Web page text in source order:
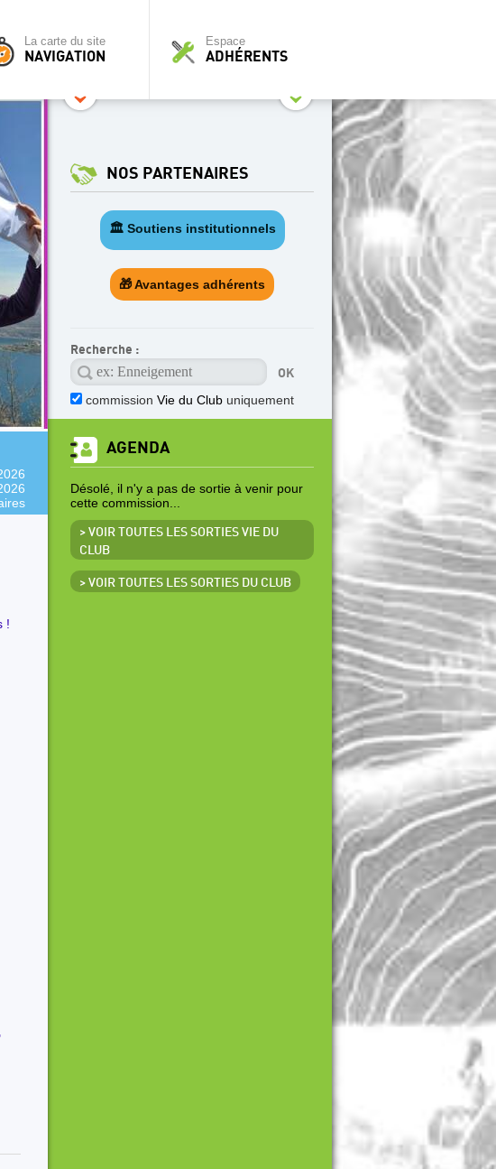
La carte du site
NAVIGATION
Espace
ADHÉRENTS
!
NOS PARTENAIRES
🏛️ Soutiens institutionnels
🎁 Avantages adhérents
Recherche :
commission Vie du Club uniquement
AGENDA
Désolé, il n'y a pas de sortie à venir pour
cette commission...
> VOIR TOUTES LES SORTIES VIE DU
CLUB
> VOIR TOUTES LES SORTIES DU CLUB